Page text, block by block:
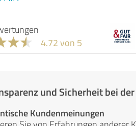
4.72 von 5
und Sicherheit bei
Kundenmeinungen